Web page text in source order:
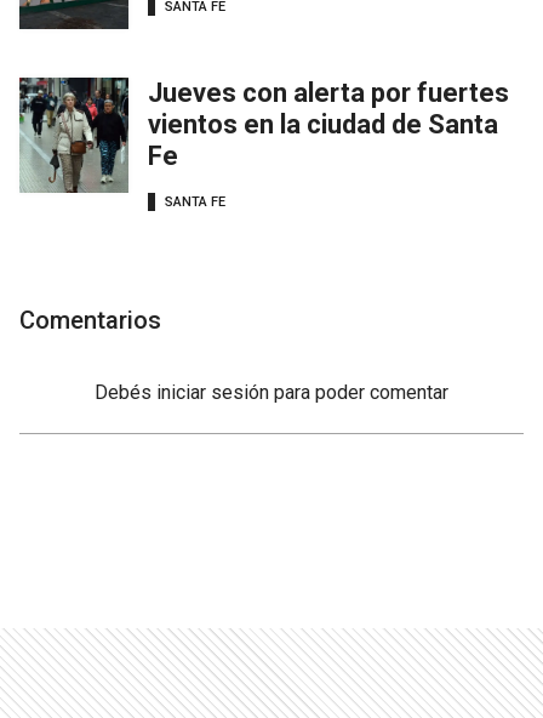
SANTA FE
Jueves con alerta por fuertes
vientos en la ciudad de Santa
Fe
SANTA FE
Comentarios
Debés iniciar sesión para poder comentar